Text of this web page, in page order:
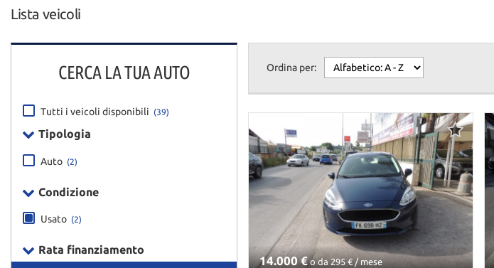
ASSISTENZA
Lista veicoli
CERCA LA TUA AUTO
Tutti i veicoli disponibili (39)
Tipologia
Auto (2)
Condizione
Usato (2)
Rata finanziamento
Ordina per:
14.000 €o da 295 € / mese